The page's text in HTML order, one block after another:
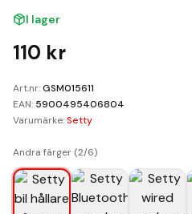
Kundvagn
I lager
110 kr
Art.nr:GSM015611
EAN: 5900495406804
Varumärke:Setty
Andra färger (2/6)